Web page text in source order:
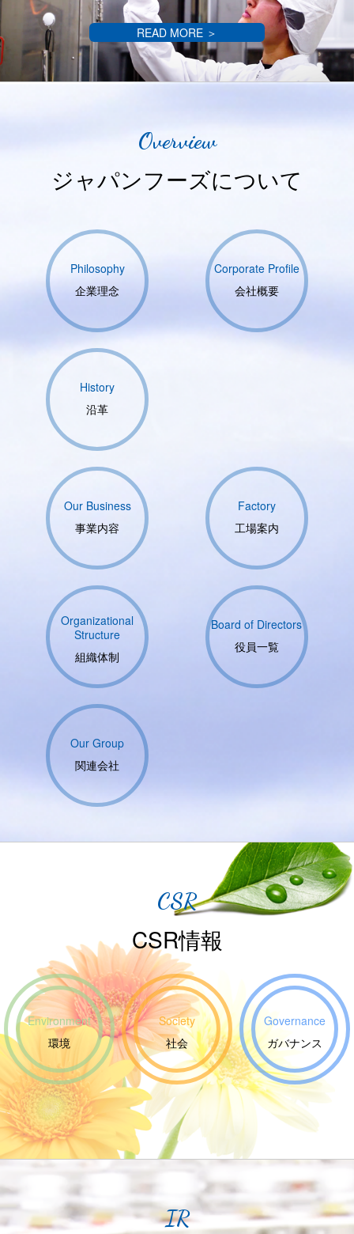
READ MORE ＞
Overview
ジャパンフーズについて
Philosophy
企業理念
Corporate Profile
会社概要
History
沿革
Our Business
事業内容
Factory
工場案内
Organizational
Structure
組織体制
Board of Directors
役員一覧
Our Group
関連会社
CSR
CSR情報
Environment
環境
Society
社会
Governance
ガバナンス
IR